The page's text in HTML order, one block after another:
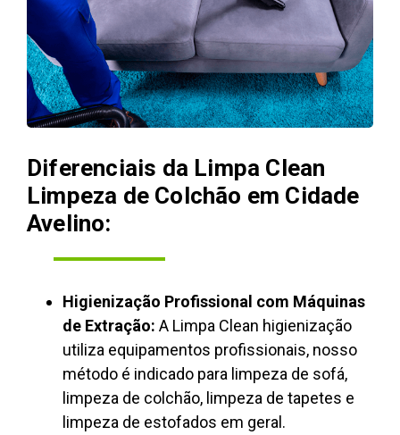
Diferenciais da Limpa Clean
Limpeza de Colchão em Cidade
Avelino:
Higienização Profissional com Máquinas
de Extração: A Limpa Clean higienização
utiliza equipamentos profissionais, nosso
método é indicado para limpeza de sofá,
limpeza de colchão, limpeza de tapetes e
limpeza de estofados em geral.